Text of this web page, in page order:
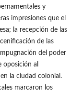
y
impresiones que el
la recepción de las
de las
del poder
oposición al
la ciudad colonial.
marcaron los